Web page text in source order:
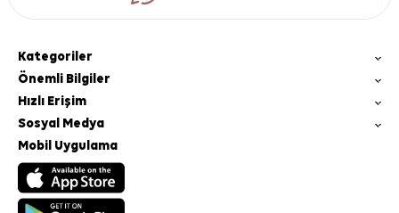
Kategoriler
Önemli Bilgiler
Hızlı Erişim
Sosyal Medya
Mobil Uygulama